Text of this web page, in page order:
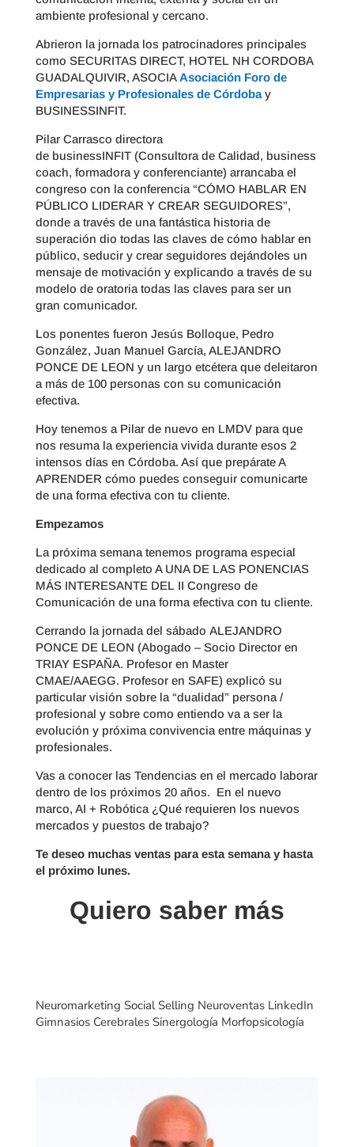
ambiente profesional y cercano.
Abrieron la jornada los patrocinadores principales
como SECURITAS DIRECT, HOTEL NH CORDOBA
GUADALQUIVIR, ASOCIAAsociación Foro de
Empresarias y Profesionales de Córdobay
BUSINESSINFIT.
Pilar Carrasco directora
de businessINFIT (Consultora de Calidad, business
coach, formadora y conferenciante) arrancaba el
congreso con la conferencia “CÓMO HABLAR EN
PÚBLICO LIDERAR Y CREAR SEGUIDORES”,
donde a través de una fantástica historia de
superación dio todas las claves de cómo hablar en
público, seducir y crear seguidores dejándoles un
mensaje de motivación y explicando a través de su
modelo de oratoria todas las claves para ser un
gran comunicador.
Los ponentes fueron Jesús Bolloque, Pedro
González, Juan Manuel García, ALEJANDRO
PONCE DE LEON y un largo etcétera que deleitaron
a más de 100 personas con su comunicación
efectiva.
Hoy tenemos a Pilar de nuevo en LMDV para que
nos resuma la experiencia vivida durante esos 2
intensos días en Córdoba. Así que prepárate A
APRENDER cómo puedes conseguir comunicarte
de una forma efectiva con tu cliente.
Empezamos
La próxima semana tenemos programa especial
dedicado al completo A UNA DE LAS PONENCIAS
MÁS INTERESANTE DEL II Congreso de
Comunicación de una forma efectiva con tu cliente.
Cerrando la jornada del sábado ALEJANDRO
PONCE DE LEON (Abogado – Socio Director en
TRIAY ESPAÑA. Profesor en Master
CMAE/AAEGG. Profesor en SAFE) explicó su
particular visión sobre la “dualidad” persona /
profesional y sobre como entiendo va a ser la
evolución y próxima convivencia entre máquinas y
profesionales.
Vas a conocer las Tendencias en el mercado laborar
dentro de los próximos 20 años. En el nuevo
marco, AI + Robótica ¿Qué requieren los nuevos
mercados y puestos de trabajo?
Te deseo muchas ventas para esta semana y hasta
el próximo lunes.
Quiero saber más
Neuromarketing Social Selling Neuroventas LinkedIn
Gimnasios Cerebrales Sinergología Morfopsicología